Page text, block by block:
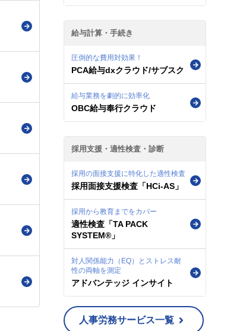
給与計算・手続き
圧倒的な費用対効果！
PCA給与dxクラウド/サブスク
給与業務を劇的に効率化
OBC給与奉行クラウド
採用支援・適性検査・診断
採用の面接支援に特化した適性検査
採用面接支援検査「HCi-AS」
採用から教育までをカバー
適性検査「TA PACK
SYSTEM®」
対人関係能力（EQ）とストレス耐
性の両軸を測定
アドバンテッジ インサイト
人事労務サービス一覧